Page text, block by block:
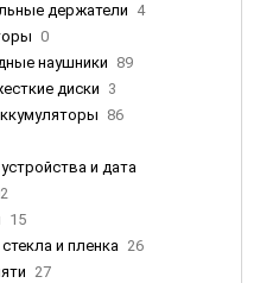
держатели 4
0
наушники
89
диски 3
86
и дата
15
и пленка 26
27